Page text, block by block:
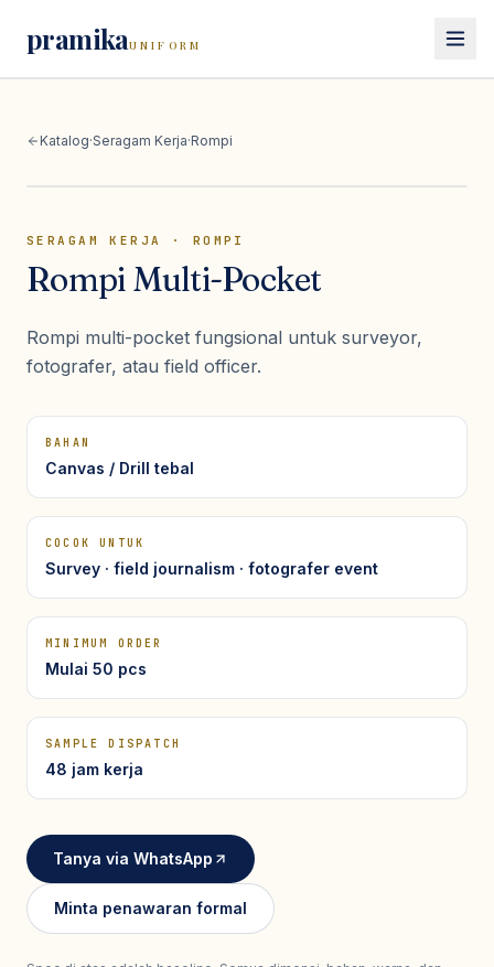
pramikaUNIFORM
Lihat semua seragam kerja
Kemeja PDH
Polo Shirt
Rompi
Seragam Security & Satpam
Seragam Cleaning Service
Seragam Safety
Lihat semua
Wearpack / Coverall
Wearpack Pertamina & Migas
Jaket Safety
Rompi Safety
Kaos Safety
Lihat semua
seragam sekolah
Pramuka
Olahraga
Almamater
Katalog·Seragam Kerja·Rompi
SERAGAM KERJA · ROMPI
Rompi Multi-Pocket
Rompi multi-pocket fungsional untuk surveyor,
fotografer, atau field officer.
BAHAN
Canvas / Drill tebal
COCOK UNTUK
Survey · field journalism · fotografer event
MINIMUM ORDER
Mulai 50 pcs
SAMPLE DISPATCH
48 jam kerja
Tanya via WhatsApp
Minta penawaran formal